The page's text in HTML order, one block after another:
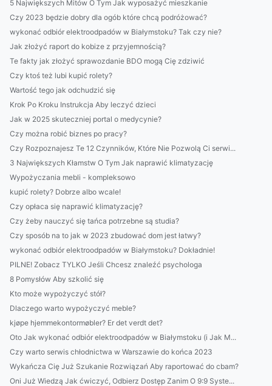
5 Największych Mitów O Tym Jak wyposażyć mieszkanie
Czy 2023 będzie dobry dla ogób które chcą podróżować?
wykonać odbiór elektroodpadów w Białymstoku? Tak czy nie?
Jak złożyć raport do kobize z przyjemnością?
Te fakty jak złożyć sprawozdanie BDO mogą Cię zdziwić
Czy ktoś też lubi kupić rolety?
Wartość tego jak odchudzić się
Krok Po Kroku Instrukcja Aby leczyć dzieci
Jak w 2025 skuteczniej portal o medycynie?
Czy można robić biznes po pracy?
Czy Rozpoznajesz Te 12 Czynników, Które Nie Pozwolą Ci serwi...
3 Największych Kłamstw O Tym Jak naprawić klimatyzację
Wypożyczania mebli - kompleksowo
kupić rolety? Dobrze albo wcale!
Czy opłaca się naprawić klimatyzację?
Czy żeby nauczyć się tańca potrzebne są studia?
Czy sposób na to jak w 2023 zbudować dom jest łatwy?
wykonać odbiór elektroodpadów w Białymstoku? Dokładnie!
PILNE! Zobacz TYLKO Jeśli Chcesz znaleźć psychologa
8 Pomysłów Aby szkolić się
Kto może wypożyczyć stół?
Dlaczego warto wypożyczyć meble?
kjøpe hjemmekontormøbler? Er det verdt det?
Oto Jak wykonać odbiór elektroodpadów w Białymstoku (i Jak M...
Czy warto serwis chłodnictwa w Warszawie do końca 2023
Wykańcza Cię Już Szukanie Rozwiązań Aby raportować do cbam?
Oni Już Wiedzą Jak ćwiczyć, Odbierz Dostęp Zanim O 9:9 Syste...